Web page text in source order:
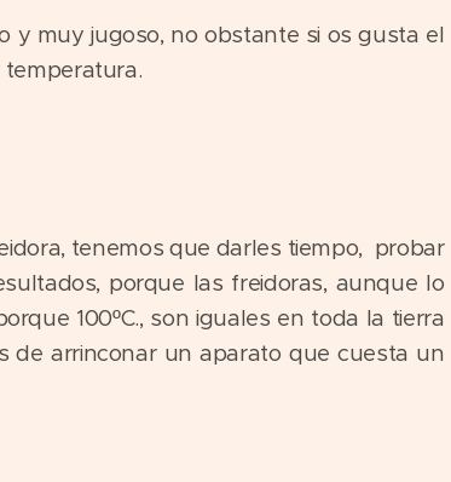
y muy jugoso, no obstante si os gusta el
temperatura.
tenemos que darles tiempo, probar
porque las freidoras, aunque lo
100ºC., son iguales en toda la tierra
de arrinconar un aparato que cuesta un